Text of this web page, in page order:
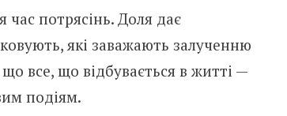
час потрясінь. Доля дає
які заважають залученню
все, що відбувається в житті —
подіям.